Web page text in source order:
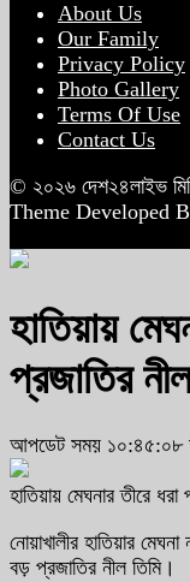
About Us
Our Family
Privacy Policy
Photo Gallery
Terms Of Use
Contact Us
© ২০২৬ দেশ২৪লাইভ
Theme Developed
হাতিয়ায়
প্রজাতির
আপডেট সময় ১০:৪৫:০৮
হাতিয়ায় মেঘনার তীরে
নোয়াখালীর হাতিয়ার
বড় প্রজাতির নীল তিমি।